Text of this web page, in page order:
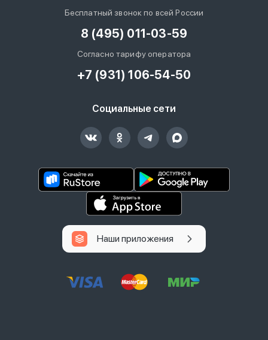
Бесплатный звонок по всей России
8 (495) 011-03-59
Согласно тарифу оператора
+7 (931) 106-54-50
Социальные сети
Наши приложения